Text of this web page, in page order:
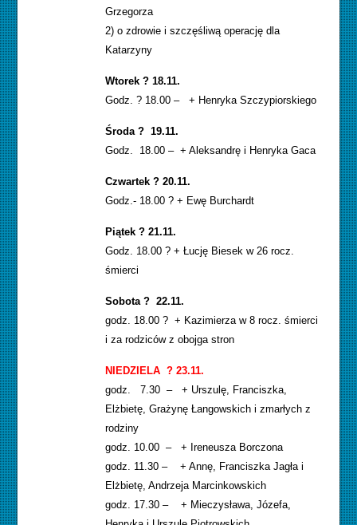
Grzegorza
2) o zdrowie i szczęśliwą operację dla
Katarzyny
Wtorek ? 18.11.
Godz. ? 18.00 – + Henryka Szczypiorskiego
Środa ? 19.11.
Godz. 18.00 – + Aleksandrę i Henryka Gaca
Czwartek ? 20.11.
Godz.- 18.00 ? + Ewę Burchardt
Piątek ? 21.11.
Godz. 18.00 ? + Łucję Biesek w 26 rocz.
śmierci
Sobota ? 22.11.
godz. 18.00 ? + Kazimierza w 8 rocz. śmierci
i za rodziców z obojga stron
NIEDZIELA ? 23.11.
godz. 7.30 – + Urszulę, Franciszka,
Elżbietę, Grażynę Łangowskich i zmarłych z
rodziny
godz. 10.00 – + Ireneusza Borczona
godz. 11.30 – + Annę, Franciszka Jagła i
Elżbietę, Andrzeja Marcinkowskich
godz. 17.30 – + Mieczysława, Józefa,